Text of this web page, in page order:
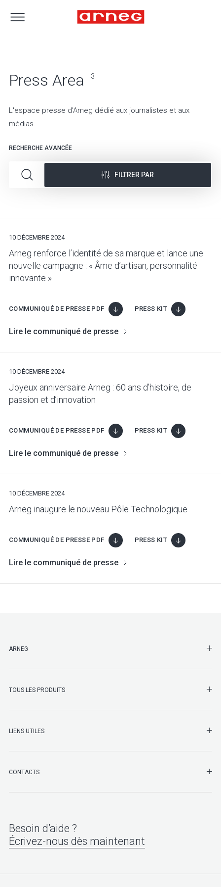
Press Area 3
L'espace presse d'Arneg dédié aux journalistes et aux
médias.
RECHERCHE AVANCÉE
FILTRER PAR
10 DÉCEMBRE 2024
Arneg renforce l’identité de sa marque et lance une
nouvelle campagne : « Âme d’artisan, personnalité
innovante »
COMMUNIQUÉ DE PRESSE PDF PRESS KIT
Lire le communiqué de presse
10 DÉCEMBRE 2024
Joyeux anniversaire Arneg : 60 ans d’histoire, de
passion et d’innovation
COMMUNIQUÉ DE PRESSE PDF PRESS KIT
Lire le communiqué de presse
10 DÉCEMBRE 2024
Arneg inaugure le nouveau Pôle Technologique
COMMUNIQUÉ DE PRESSE PDF PRESS KIT
Lire le communiqué de presse
ARNEG
TOUS LES PRODUITS
LIENS UTILES
CONTACTS
Besoin d’aide ?
Écrivez-nous dès maintenant